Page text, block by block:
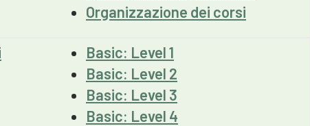
Organizzazione dei corsi
Basic: Level 1
Basic: Level 2
Basic: Level 3
Basic: Level 4